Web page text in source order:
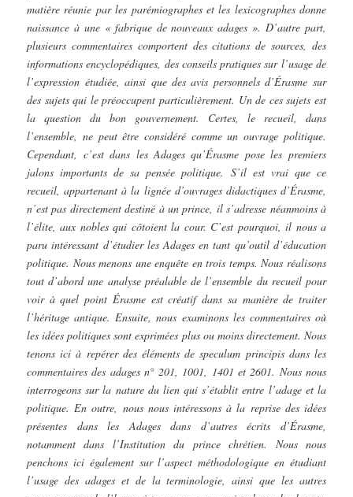
matière réunie par les parémiographes et les lexicographes donne
naissance à une « fabrique de nouveaux adages ». D’autre part,
plusieurs commentaires comportent des citations de sources, des
informations encyclopédiques, des conseils pratiques sur l’usage de
l’expression étudiée, ainsi que des avis personnels d’Érasme sur
des sujets qui le préoccupent particulièrement. Un de ces sujets est
la question du bon gouvernement. Certes, le recueil, dans
l’ensemble, ne peut être considéré comme un ouvrage politique.
Cependant, c’est dans les Adages qu’Érasme pose les premiers
jalons importants de sa pensée politique. S’il est vrai que ce
recueil, appartenant à la lignée d’ouvrages didactiques d’Érasme,
n’est pas directement destiné à un prince, il s’adresse néanmoins à
l’élite, aux nobles qui côtoient la cour. C’est pourquoi, il nous a
paru intéressant d’étudier les Adages en tant qu’outil d’éducation
politique. Nous menons une enquête en trois temps. Nous réalisons
tout d’abord une analyse préalable de l’ensemble du recueil pour
voir à quel point Érasme est créatif dans sa manière de traiter
l’héritage antique. Ensuite, nous examinons les commentaires où
les idées politiques sont exprimées plus ou moins directement. Nous
tenons ici à repérer des éléments de speculum principis dans les
commentaires des adages n° 201, 1001, 1401 et 2601. Nous nous
interrogeons sur la nature du lien qui s’établit entre l’adage et la
politique. En outre, nous nous intéressons à la reprise des idées
présentes dans les Adages dans d’autres écrits d’Érasme,
notamment dans l’Institution du prince chrétien. Nous nous
penchons ici également sur l’aspect méthodologique en étudiant
l’usage des adages et de la terminologie, ainsi que les autres